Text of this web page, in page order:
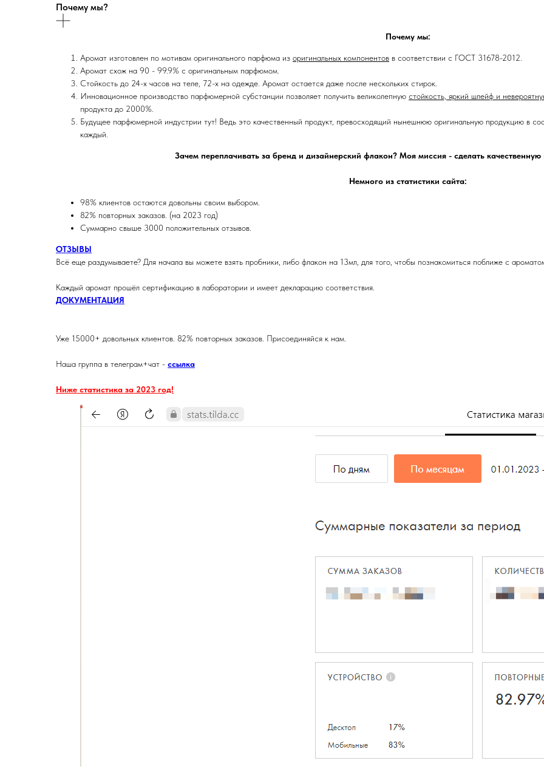
Почему мы?
Почему мы:
Аромат изготовлен по мотивам оригинального парфюма из оригинальных компонентов в соответствии с ГОСТ 31678-2012.
Аромат схож на 90 - 99.9% с оригинальным парфюмом.
Стойкость до 24-х часов на теле, 72-х на одежде. Аромат остается даже после нескольких стирок.
Инновационное производство парфюмерной субстанции позволяет получить великолепную стойкость, яркий шлейф и
продукта до 2000%.
Будущее парфюмерной индустрии тут! Ведь это качественный продукт, превосходящий нынешнюю оригинальную продукцию в
каждый.
Зачем переплачивать за бренд и дизайнерский флакон? Моя миссия - сделать
Немного из статистики сайта:
98% клиентов остаются довольны своим выбором.
82% повторных заказов. (на 2023 год)
Суммарно свыше 3000 положительных отзывов.
ОТЗЫВЫ
Всё еще раздумываете? Для начала вы можете взять пробники, либо флакон на 13мл, для того, чтобы познакомиться поближе с
Каждый аромат прошёл сертификацию в лаборатории и имеет декларацию соответствия.
ДОКУМЕНТАЦИЯ
Уже 15000+ довольных клиентов. 82% повторных заказов. Присоединяйся к нам.
Наша группа в телеграм+чат - ссылка
Ниже статистика за 2023 год!